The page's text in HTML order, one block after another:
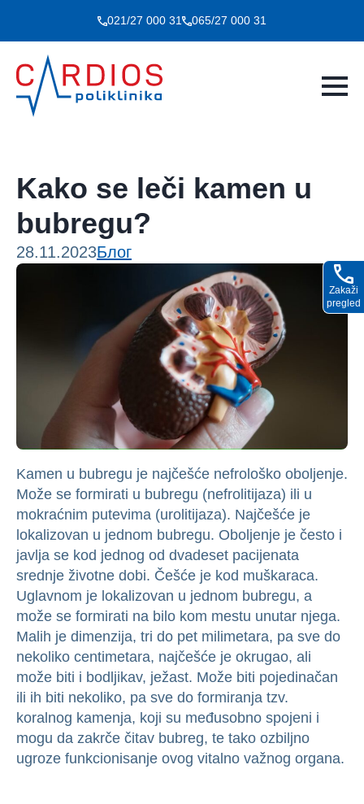
021/27 000 31 065/27 000 31
Zakaži
pregled
Kako se leči kamen u
bubregu?
28.11.2023Блог
Kamen u bubregu je najčešće nefrološko oboljenje.
Može se formirati u bubregu (nefrolitijaza) ili u
mokraćnim putevima (urolitijaza). Najčešće je
lokalizovan u jednom bubregu. Oboljenje je često i
javlja se kod jednog od dvadeset pacijenata
srednje životne dobi. Češće je kod muškaraca.
Uglavnom je lokalizovan u jednom bubregu, a
može se formirati na bilo kom mestu unutar njega.
Malih je dimenzija, tri do pet milimetara, pa sve do
nekoliko centimetara, najčešće je okrugao, ali
može biti i bodljikav, ježast. Može biti pojedinačan
ili ih biti nekoliko, pa sve do formiranja tzv.
koralnog kamenja, koji su međusobno spojeni i
mogu da zakrče čitav bubreg, te tako ozbiljno
ugroze funkcionisanje ovog vitalno važnog organa.